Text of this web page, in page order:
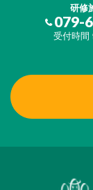
研修
079-
受付時間